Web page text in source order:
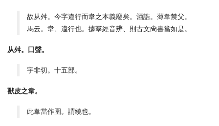
故从舛。今字違行而韋之本義廢矣。酒誥。薄韋辳父。
馬云。韋、違行也。據羣經音辨、則古文尙書當如是。
从舛。囗聲。
宇非切。十五部。
獸皮之韋。
此韋當作圍。謂繞也。